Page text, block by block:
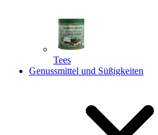
Tees
Genussmittel und Süßigkeiten